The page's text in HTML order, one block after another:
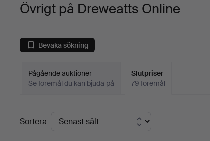
Övrigt på Dreweatts Online
Bevaka sökning
Pågående auktioner
Se föremål du kan bjuda på
Slutpriser
79 föremål
Slutpriser
Sortera